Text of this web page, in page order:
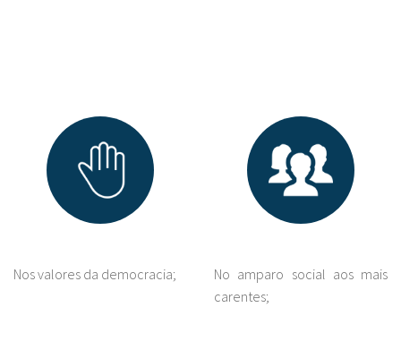
Nos valores da democracia;
No amparo social aos mais
carentes;